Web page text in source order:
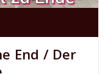
End / Der